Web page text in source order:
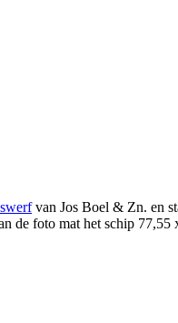
van Jos Boel & Zn. en
de foto mat het schip